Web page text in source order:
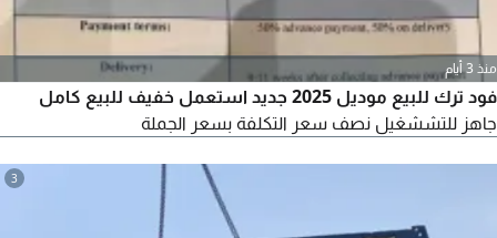
منذ 3 أيام
فود ترك للبيع موديل 2025 جديد استعمل خفيف للبيع كامل
جاهز للتششغيل نصف سعر التكلفة بسعر الجملة
3